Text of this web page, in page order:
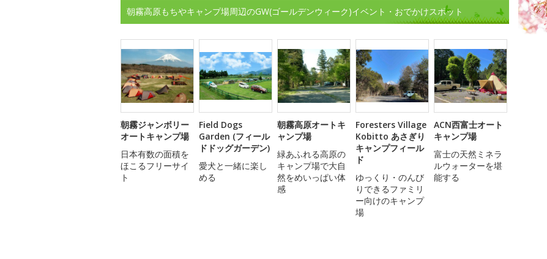
朝霧高原もちやキャンプ場周辺のGW(ゴールデンウィーク)イベント・おでかけスポット
朝霧ジャンボリー
オートキャンプ場
日本有数の面積を
ほこるフリーサイ
ト
Field Dogs
Garden (フィール
ドドッグガーデン)
愛犬と一緒に楽し
める
朝霧高原オートキ
ャンプ場
緑あふれる高原の
キャンプ場で大自
然をめいっぱい体
感
Foresters Village
Kobitto あさぎり
キャンプフィール
ド
ゆっくり・のんび
りできるファミリ
ー向けのキャンプ
場
ACN西富士オート
キャンプ場
富士の天然ミネラ
ルウォーターを堪
能する